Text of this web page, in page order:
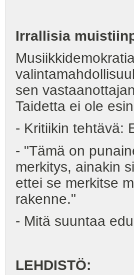
Irrallisia
sen
Taidetta ei ole
- Kritiikin tehtävä:
- "Tämä on
merkitys, ainakin
ettei se merkitse
rakenne."
- Mitä suuntaa
LEHDISTÖ: